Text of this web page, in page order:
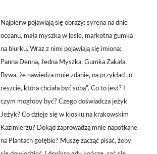
Najpierw pojawiają się obrazy: syrena na dnie
oceanu, mała myszka w lesie, markotna gumka
na biurku. Wraz z nimi pojawiają się imiona:
Panna Denna, Jedna Myszka, Gumka Zakała.
Bywa, że nawiedza mnie zdanie, na przykład „o
reszcie, która chciała być sobą”. Co to jest? I
czym mogłoby być? Czego doświadcza jeżyk
Jeżyk? Co dzieje się w kiosku na krakowskim
Kazimierzu? Dokąd zaprowadzą mnie napotkane
na Plantach gołębie? Muszę zacząć pisać, żeby